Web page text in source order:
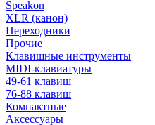
Speakon
XLR (канон)
Переходники
Прочие
Клавишные инструменты
MIDI-клавиатуры
49-61 клавиш
76-88 клавиш
Компактные
Аксессуары